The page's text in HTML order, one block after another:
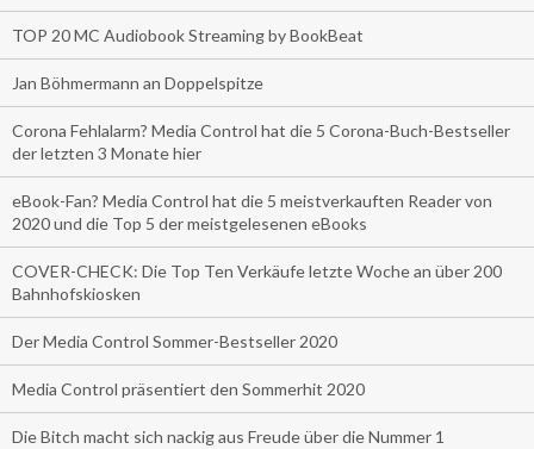
TOP 20 MC Audiobook Streaming by BookBeat
Jan Böhmermann an Doppelspitze
Corona Fehlalarm? Media Control hat die 5 Corona-Buch-Bestseller
der letzten 3 Monate hier
eBook-Fan? Media Control hat die 5 meistverkauften Reader von
2020 und die Top 5 der meistgelesenen eBooks
COVER-CHECK: Die Top Ten Verkäufe letzte Woche an über 200
Bahnhofskiosken
Der Media Control Sommer-Bestseller 2020
Media Control präsentiert den Sommerhit 2020
Die Bitch macht sich nackig aus Freude über die Nummer 1